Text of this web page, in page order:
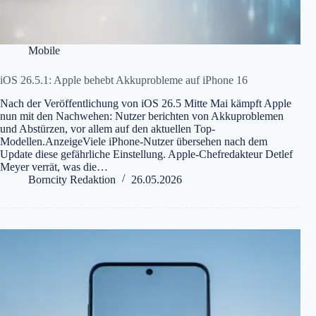
Mobile
iOS 26.5.1: Apple behebt Akkuprobleme auf iPhone 16
Nach der Veröffentlichung von iOS 26.5 Mitte Mai kämpft Apple
nun mit den Nachwehen: Nutzer berichten von Akkuproblemen
und Abstürzen, vor allem auf den aktuellen Top-
Modellen.AnzeigeViele iPhone-Nutzer übersehen nach dem
Update diese gefährliche Einstellung. Apple-Chefredakteur Detlef
Meyer verrät, was die…
Borncity Redaktion
26.05.2026